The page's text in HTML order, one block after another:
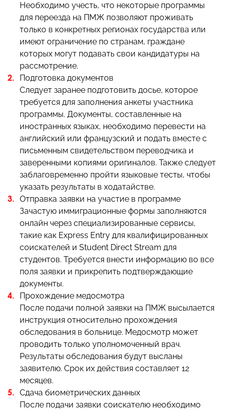
Необходимо учесть, что некоторые программы
для переезда на ПМЖ позволяют проживать
только в конкретных регионах государства или
имеют ограничение по странам, граждане
которых могут подавать свои кандидатуры на
рассмотрение.
Подготовка документов
Следует заранее подготовить досье, которое
требуется для заполнения анкеты участника
программы. Документы, составленные на
иностранных языках, необходимо перевести на
английский или французский и подать вместе с
письменным свидетельством переводчика и
заверенными копиями оригиналов. Также следует
заблаговременно пройти языковые тесты, чтобы
указать результаты в ходатайстве.
Отправка заявки на участие в программе
Зачастую иммиграционные формы заполняются
онлайн через специализированные сервисы,
такие как Express Entry для квалифицированных
соискателей и Student Direct Stream для
студентов. Требуется внести информацию во все
поля заявки и прикрепить подтверждающие
документы.
Прохождение медосмотра
После подачи полной заявки на ПМЖ высылается
инструкция относительно прохождения
обследования в больнице. Медосмотр может
проводить только уполномоченный врач.
Результаты обследования будут высланы
заявителю. Срок их действия составляет 12
месяцев.
Сдача биометрических данных
После подачи заявки соискателю необходимо